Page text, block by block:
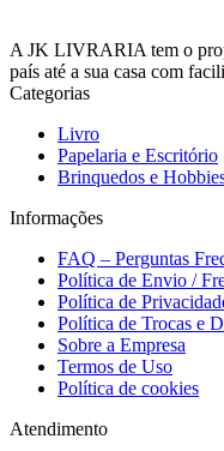
A JK LIVRARIA tem o
país até a sua casa com
Categorias
Livro
Papelaria e Escritório
Brinquedos e
Informações
FAQ – Perguntas
Política de Envio /
Política de
Política de Trocas e
Sobre a Empresa
Termos de Uso
Política de cookies
Atendimento